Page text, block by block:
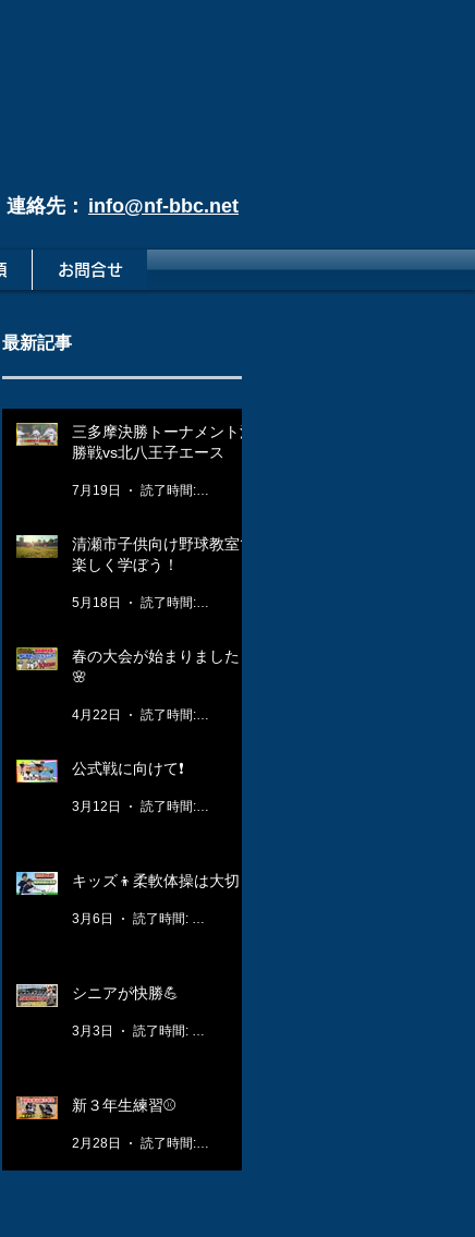
連絡先： info@nf-bbc.net
お問合せ
最新記事
三多摩決勝トーナメント決
勝戦vs北八王子エース
7月19日
清瀬市子供向け野球教室で
楽しく学ぼう！
5月18日
春の大会が始まりました！
🌸
4月22日
公式戦に向けて❗️
3月12日
キッズ👦柔軟体操は大切🤸
3月6日
シニアが快勝💪
3月3日
新３年生練習⚾️
2月28日